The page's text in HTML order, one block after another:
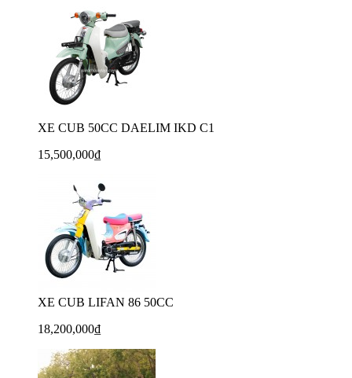
XE CUB 50CC DAELIM IKD C1
15,500,000₫
XE CUB LIFAN 86 50CC
18,200,000₫